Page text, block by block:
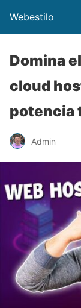
Webestilo
Domina
cloud
potencia
Admin